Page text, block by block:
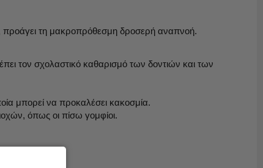
προάγει τη μακροπρόθεσμη δροσερή αναπνοή.
τον σχολαστικό καθαρισμό των δοντιών και των
μπορεί να προκαλέσει κακοσμία.
όπως οι πίσω γομφίοι.